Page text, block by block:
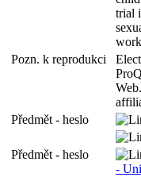
trial
Pozn. k reprodukci
Předmět - heslo
Předmět - heslo
-